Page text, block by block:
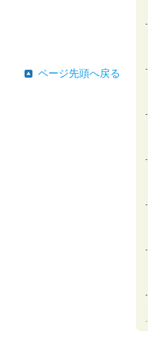
ページ先頭へ戻る